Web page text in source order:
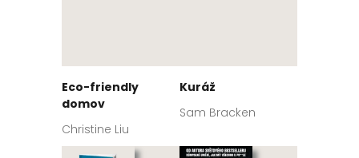
Eco-friendly
domov
Christine Liu
Kuráž
Sam Bracken